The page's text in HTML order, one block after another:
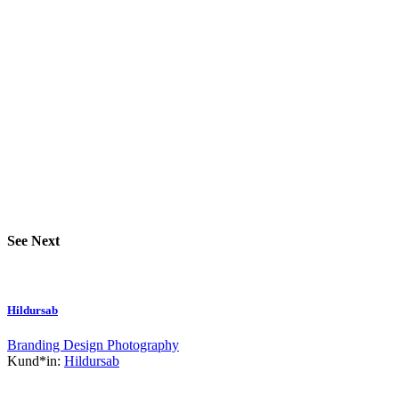
See Next
Hildursab
Branding Design Photography
Kund*in: Hildursab